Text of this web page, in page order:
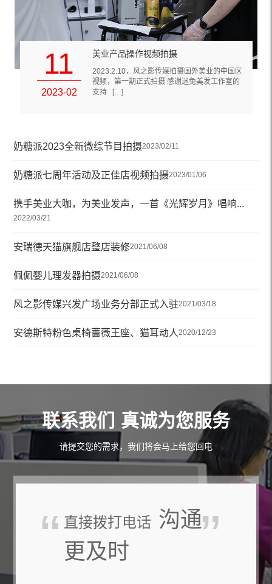
11
2023-02
美业产品操作视频拍摄
2023.2.10，风之影传媒拍摄国外美业的中国区
视频，第一期正式拍摄 感谢迷兔美发工作室的
支持 […]
奶糖派2023全新微综节目拍摄2023/02/11
奶糖派七周年活动及正佳店视频拍摄2023/01/06
携手美业大咖，为美业发声，一首《光辉岁月》唱响...
2022/03/21
安瑞德天猫旗舰店整店装修2021/06/08
佩佩婴儿理发器拍摄2021/06/08
风之影传媒兴发广场业务分部正式入驻2021/03/18
安德斯特粉色桌椅蔷薇王座、猫耳动人2020/12/23
联系我们 真诚为您服务
请提交您的需求，我们将会马上给您回电
直接拨打电话 沟通
更及时